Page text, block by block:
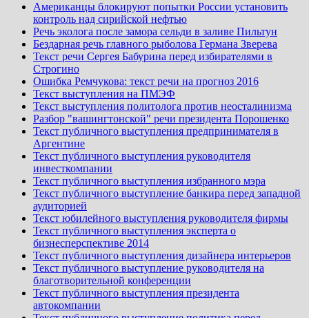
Американцы блокируют попытки России установить
контроль над сирийской нефтью
Речь эколога после замора сельди в заливе Пильтун
Бездарная речь главного рыболова Германа Зверева
Текст речи Сергея Бабурина перед избирателями в
Строгино
Ошибка Ремчукова: текст речи на прогноз 2016
Текст выступления на ПМЭФ
Текст выступления политолога против неосталинизма
Разбор "вашингтонской" речи президента Порошенко
Текст публичного выступления предпринимателя в
Аргентине
Текст публичного выступления руководителя
инвесткомпании
Текст публичного выступления избранного мэра
Текст публичного выступление банкира перед западной
аудиторией
Текст юбилейного выступления руководителя фирмы
Текст публичного выступления эксперта о
бизнесперспективе 2014
Текст публичного выступления дизайнера интерьеров
Текст публичного выступление руководителя на
благотворительной конференции
Текст публичного выступления президента
автокомпании